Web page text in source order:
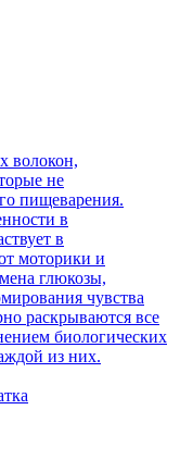
волокон,
не
пищеварения.
в
в
моторики и
глюкозы,
чувства
раскрываются все
биологических
из них.